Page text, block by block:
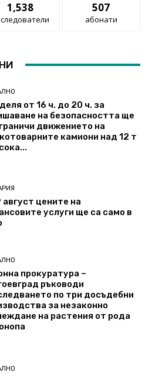
1,538 507
абонати
от 16 ч. до 20 ч. за
на безопасността ще
движението на
камиони над 12 т
август цените на
услуги ще са само в
прокуратура –
ръководи
по три досъдебни
за незаконно
на растения от рода